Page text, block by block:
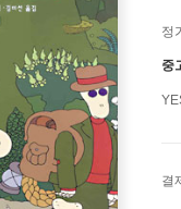
정
중
결